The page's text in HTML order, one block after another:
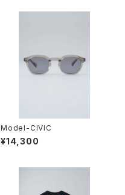
Model-CIVIC
¥14,300